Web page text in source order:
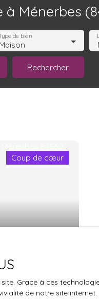
à Ménerbes
Maison
de bien
Rechercher
Coup de cœur
Grace à ces
de notre site